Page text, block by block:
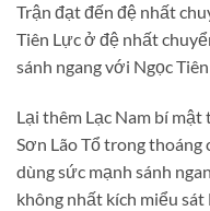
Trận đạt đến đệ nhất
Tiên Lực ở đệ nhất
sánh ngang với Ngọc
Lại thêm Lạc Nam bí
Sơn Lão Tổ trong
dùng sức mạnh sánh
không nhất kích miểu